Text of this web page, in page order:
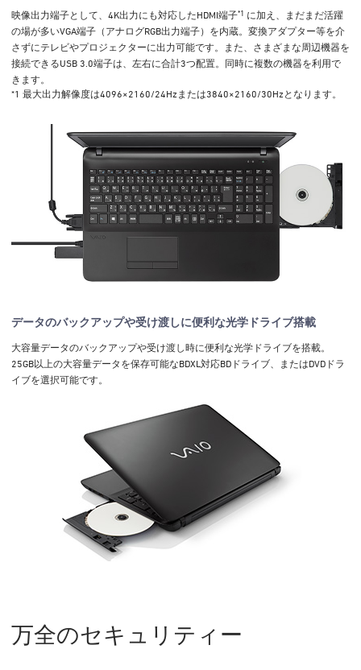
映像出力端子として、4K出力にも対応したHDMI端子*1 に加え、まだまだ活躍
の場が多いVGA端子（アナログRGB出力端子）を内蔵。変換アダプター等を介
さずにテレビやプロジェクターに出力可能です。また、さまざまな周辺機器を
接続できるUSB 3.0端子は、左右に合計3つ配置。同時に複数の機器を利用で
きます。
*1 最大出力解像度は4096×2160/24Hzまたは3840×2160/30Hzとなります。
データのバックアップや受け渡しに便利な光学ドライブ搭載
大容量データのバックアップや受け渡し時に便利な光学ドライブを搭載。
25GB以上の大容量データを保存可能なBDXL対応BDドライブ、またはDVDドラ
イブを選択可能です。
万全のセキュリティー